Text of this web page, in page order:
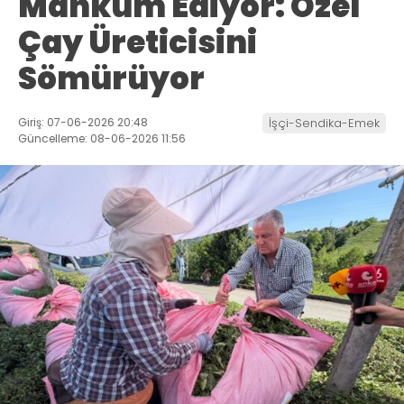
Çay Üreticisini
Sömürüyor
Giriş: 07-06-2026 20:48
Güncelleme: 08-06-2026 11:56
İşçi-Sendika-Emek